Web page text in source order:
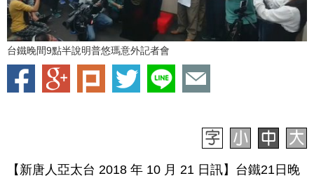
台鐵晚間9點半說明普悠瑪意外記者會
【新唐人亞太台 2018 年 10 月 21 日訊】台鐵21日晚